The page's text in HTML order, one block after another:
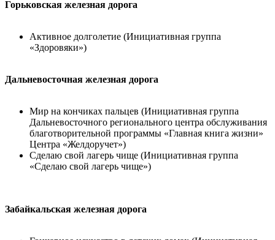
Горьковская железная дорога
Активное долголетие (Инициативная группа
«Здоровяки»)
Дальневосточная железная дорога
Мир на кончиках пальцев (Инициативная группа
Дальневосточного регионального центра обслуживания
благотворительной программы «Главная книга жизни»
Центра «Желдоручет»)
Сделаю свой лагерь чище (Инициативная группа
«Сделаю свой лагерь чище»)
Забайкальская железная дорога